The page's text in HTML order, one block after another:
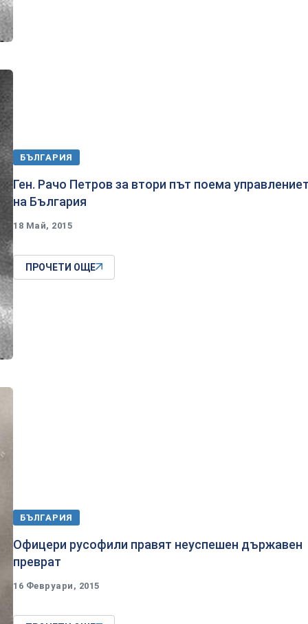
БЪЛГАРИЯ
Ген. Рачо Петров за втори път поема
на България
18 Май, 2015
ПРОЧЕТИ ОЩЕ
БЪЛГАРИЯ
​Офицери русофили правят неуспешен държавен
преврат
16 Февруари, 2015